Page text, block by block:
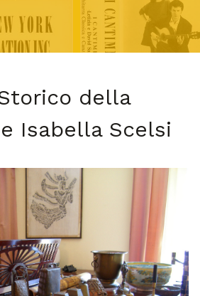
della
Isabella Scelsi